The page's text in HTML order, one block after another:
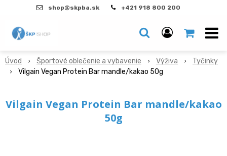
shop@skpba.sk +421 918 800 200
Úvod Športové oblečenie a vybavenie Výživa
Tyčinky
Vilgain Vegan Protein Bar mandle/kakao 50g
Vilgain Vegan Protein Bar mandle/kakao
50g